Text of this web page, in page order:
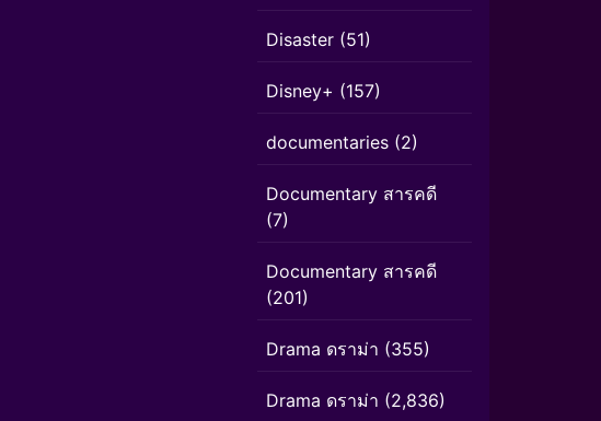
Disaster (51)
Disney+ (157)
documentaries (2)
Documentary สารคดี
(7)
Documentary สารคดี
(201)
Drama ดราม่า (355)
Drama ดราม่า (2,836)